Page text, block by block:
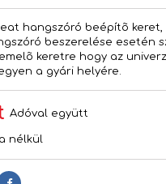
hangszóró beépítõ keret,
beszerelése esetén
keretre hogy az
a gyári helyére.
Adóval együtt
nélkül